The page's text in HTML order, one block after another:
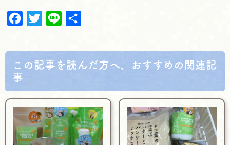
e
b
o
w
t
t
r
e
この記事を読んだ方へ、おすすめの関連記
事